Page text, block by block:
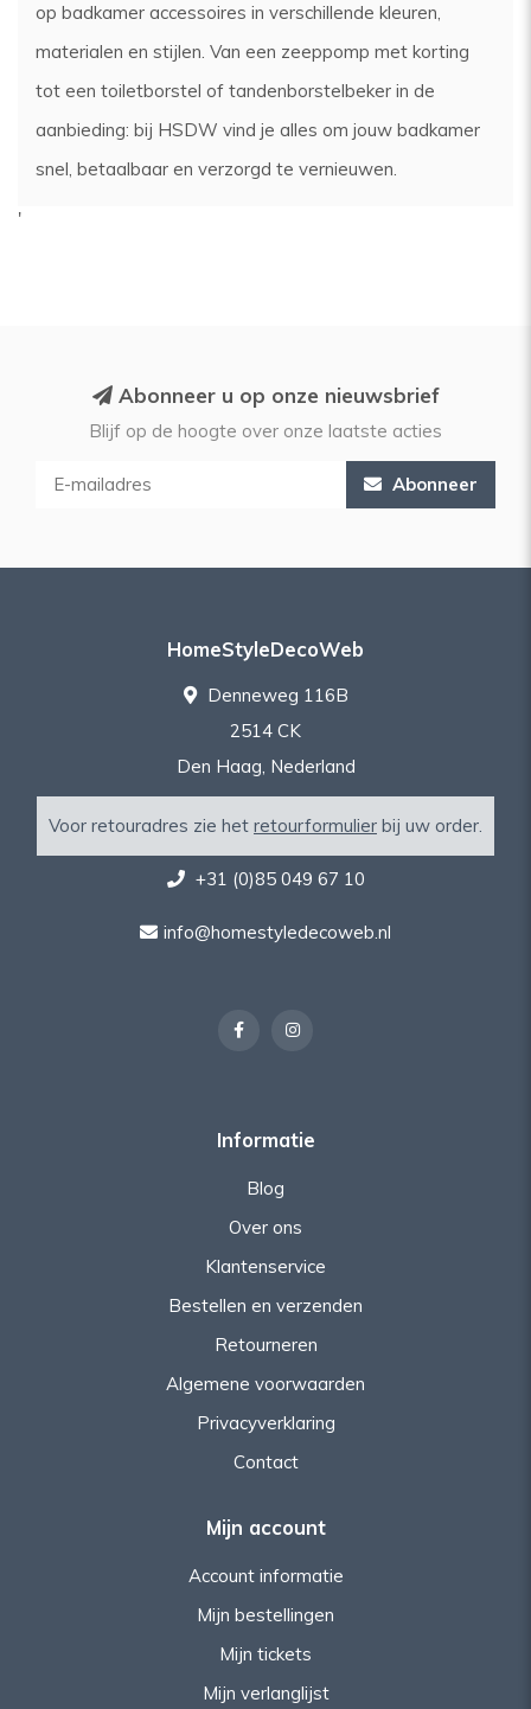
op badkamer accessoires in verschillende kleuren,
materialen en stijlen. Van een zeeppomp met korting
tot een toiletborstel of tandenborstelbeker in de
aanbieding: bij HSDW vind je alles om jouw badkamer
snel, betaalbaar en verzorgd te vernieuwen.
'
Abonneer u op onze nieuwsbrief
Blijf op de hoogte over onze laatste acties
Abonneer
HomeStyleDecoWeb
Denneweg 116B
2514 CK
Den Haag, Nederland
Voor retouradres zie het retourformulier bij uw order.
+31 (0)85 049 67 10
info@homestyledecoweb.nl
Informatie
Blog
Over ons
Klantenservice
Bestellen en verzenden
Retourneren
Algemene voorwaarden
Privacyverklaring
Contact
Mijn account
Account informatie
Mijn bestellingen
Mijn tickets
Mijn verlanglijst